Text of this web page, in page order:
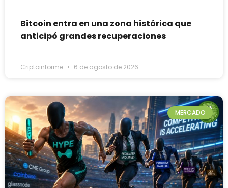
Bitcoin entra en una zona histórica que
anticipó grandes recuperaciones
Criptoinforme 6 de agosto de 2026
MERCADO